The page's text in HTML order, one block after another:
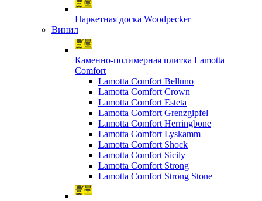
Паркетная доска Woodpecker
Винил
Каменно-полимерная плитка Lamotta
Comfort
Lamotta Comfort Belluno
Lamotta Comfort Crown
Lamotta Comfort Esteta
Lamotta Comfort Grenzgipfel
Lamotta Comfort Herringbone
Lamotta Comfort Lyskamm
Lamotta Comfort Shock
Lamotta Comfort Sicily
Lamotta Comfort Strong
Lamotta Comfort Strong Stone